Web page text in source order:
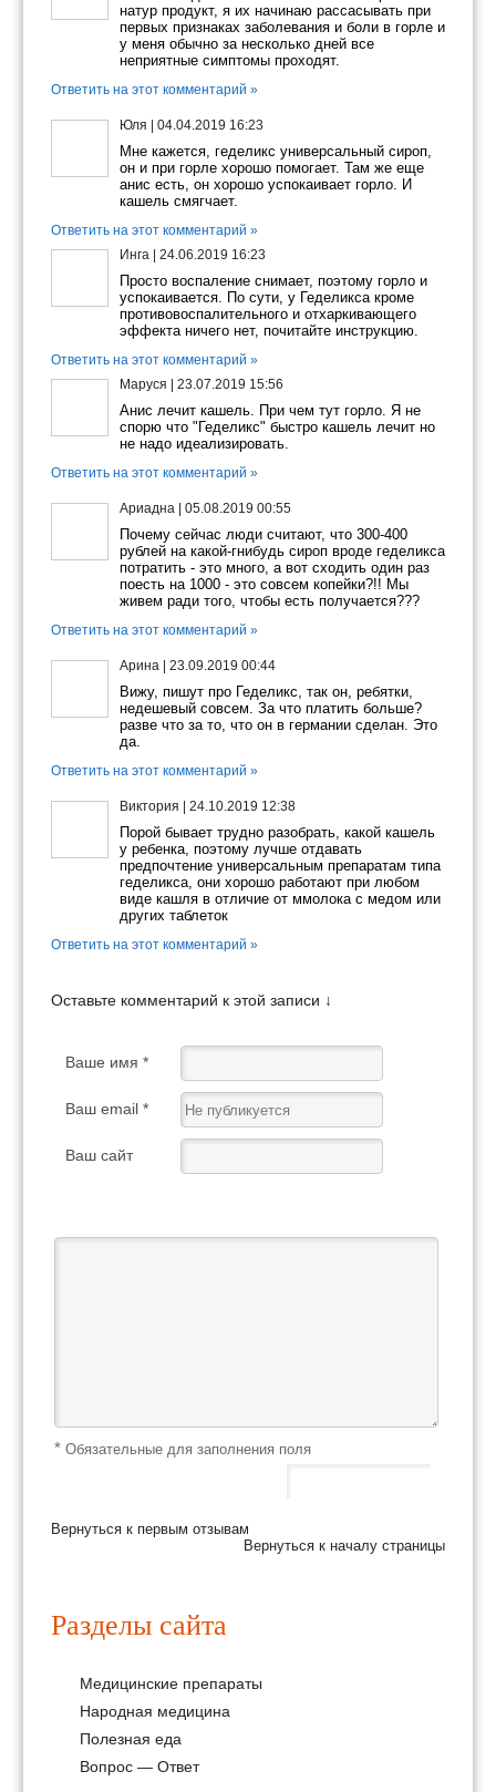
натур продукт, я их начинаю рассасывать при
первых признаках заболевания и боли в горле и
у меня обычно за несколько дней все
неприятные симптомы проходят.
Ответить на этот комментарий »
Юля 04.04.2019 16:23
Мне кажется, геделикс универсальный сироп,
он и при горле хорошо помогает. Там же еще
анис есть, он хорошо успокаивает горло. И
кашель смягчает.
Ответить на этот комментарий »
Инга
24.06.2019 16:23
Просто воспаление снимает, поэтому горло и
успокаивается. По сути, у Геделикса кроме
противовоспалительного и отхаркивающего
эффекта ничего нет, почитайте инструкцию.
Ответить на этот комментарий »
Маруся
23.07.2019 15:56
Анис лечит кашель. При чем тут горло. Я не
спорю что "Геделикс" быстро кашель лечит но
не надо идеализировать.
Ответить на этот комментарий »
Ариадна 05.08.2019 00:55
Почему сейчас люди считают, что 300-400
рублей на какой-гнибудь сироп вроде геделикса
потратить - это много, а вот сходить один раз
поесть на 1000 - это совсем копейки?!! Мы
живем ради того, чтобы есть получается???
Ответить на этот комментарий »
Арина 23.09.2019 00:44
Вижу, пишут про Геделикс, так он, ребятки,
недешевый совсем. За что платить больше?
разве что за то, что он в германии сделан. Это
да.
Ответить на этот комментарий »
Виктория 24.10.2019 12:38
Порой бывает трудно разобрать, какой кашель
у ребенка, поэтому лучше отдавать
предпочтение универсальным препаратам типа
геделикса, они хорошо работают при любом
виде кашля в отличие от ммолока с медом или
других таблеток
Ответить на этот комментарий »
Оставьте комментарий к этой записи ↓
Ваше имя *
Ваш email *
Ваш сайт
* Обязательные для заполнения поля
Вернуться к первым отзывам
Вернуться к началу страницы
Разделы сайта
Медицинские препараты
Народная медицина
Полезная еда
Вопрос — Ответ